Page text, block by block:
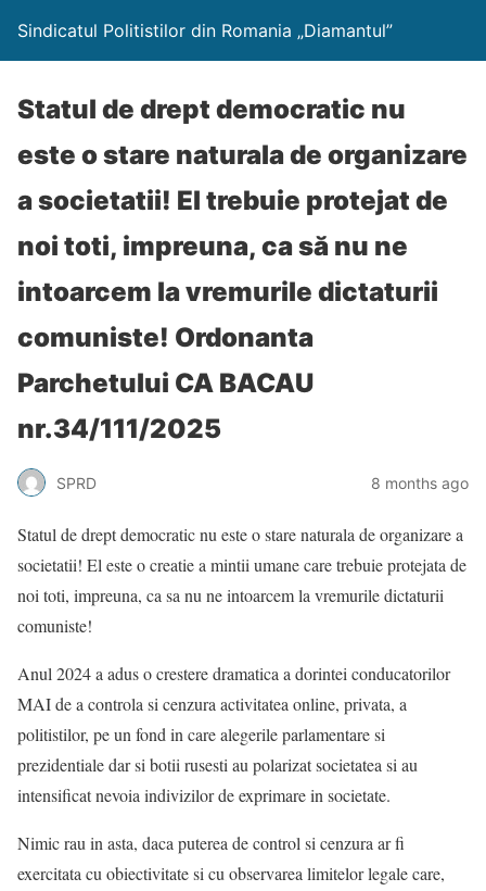
Sindicatul Politistilor din Romania „Diamantul”
Statul de drept democratic nu
este o stare naturala de organizare
a societatii! El trebuie protejat de
noi toti, impreuna, ca să nu ne
intoarcem la vremurile dictaturii
comuniste! Ordonanta
Parchetului CA BACAU
nr.34/111/2025
SPRD 8 months ago
Statul de drept democratic nu este o stare naturala de organizare a
societatii! El este o creatie a mintii umane care trebuie protejata de
noi toti, impreuna, ca sa nu ne intoarcem la vremurile dictaturii
comuniste!
Anul 2024 a adus o crestere dramatica a dorintei conducatorilor
MAI de a controla si cenzura activitatea online, privata, a
politistilor, pe un fond in care alegerile parlamentare si
prezidentiale dar si botii rusesti au polarizat societatea si au
intensificat nevoia indivizilor de exprimare in societate.
Nimic rau in asta, daca puterea de control si cenzura ar fi
exercitata cu obiectivitate si cu observarea limitelor legale care,